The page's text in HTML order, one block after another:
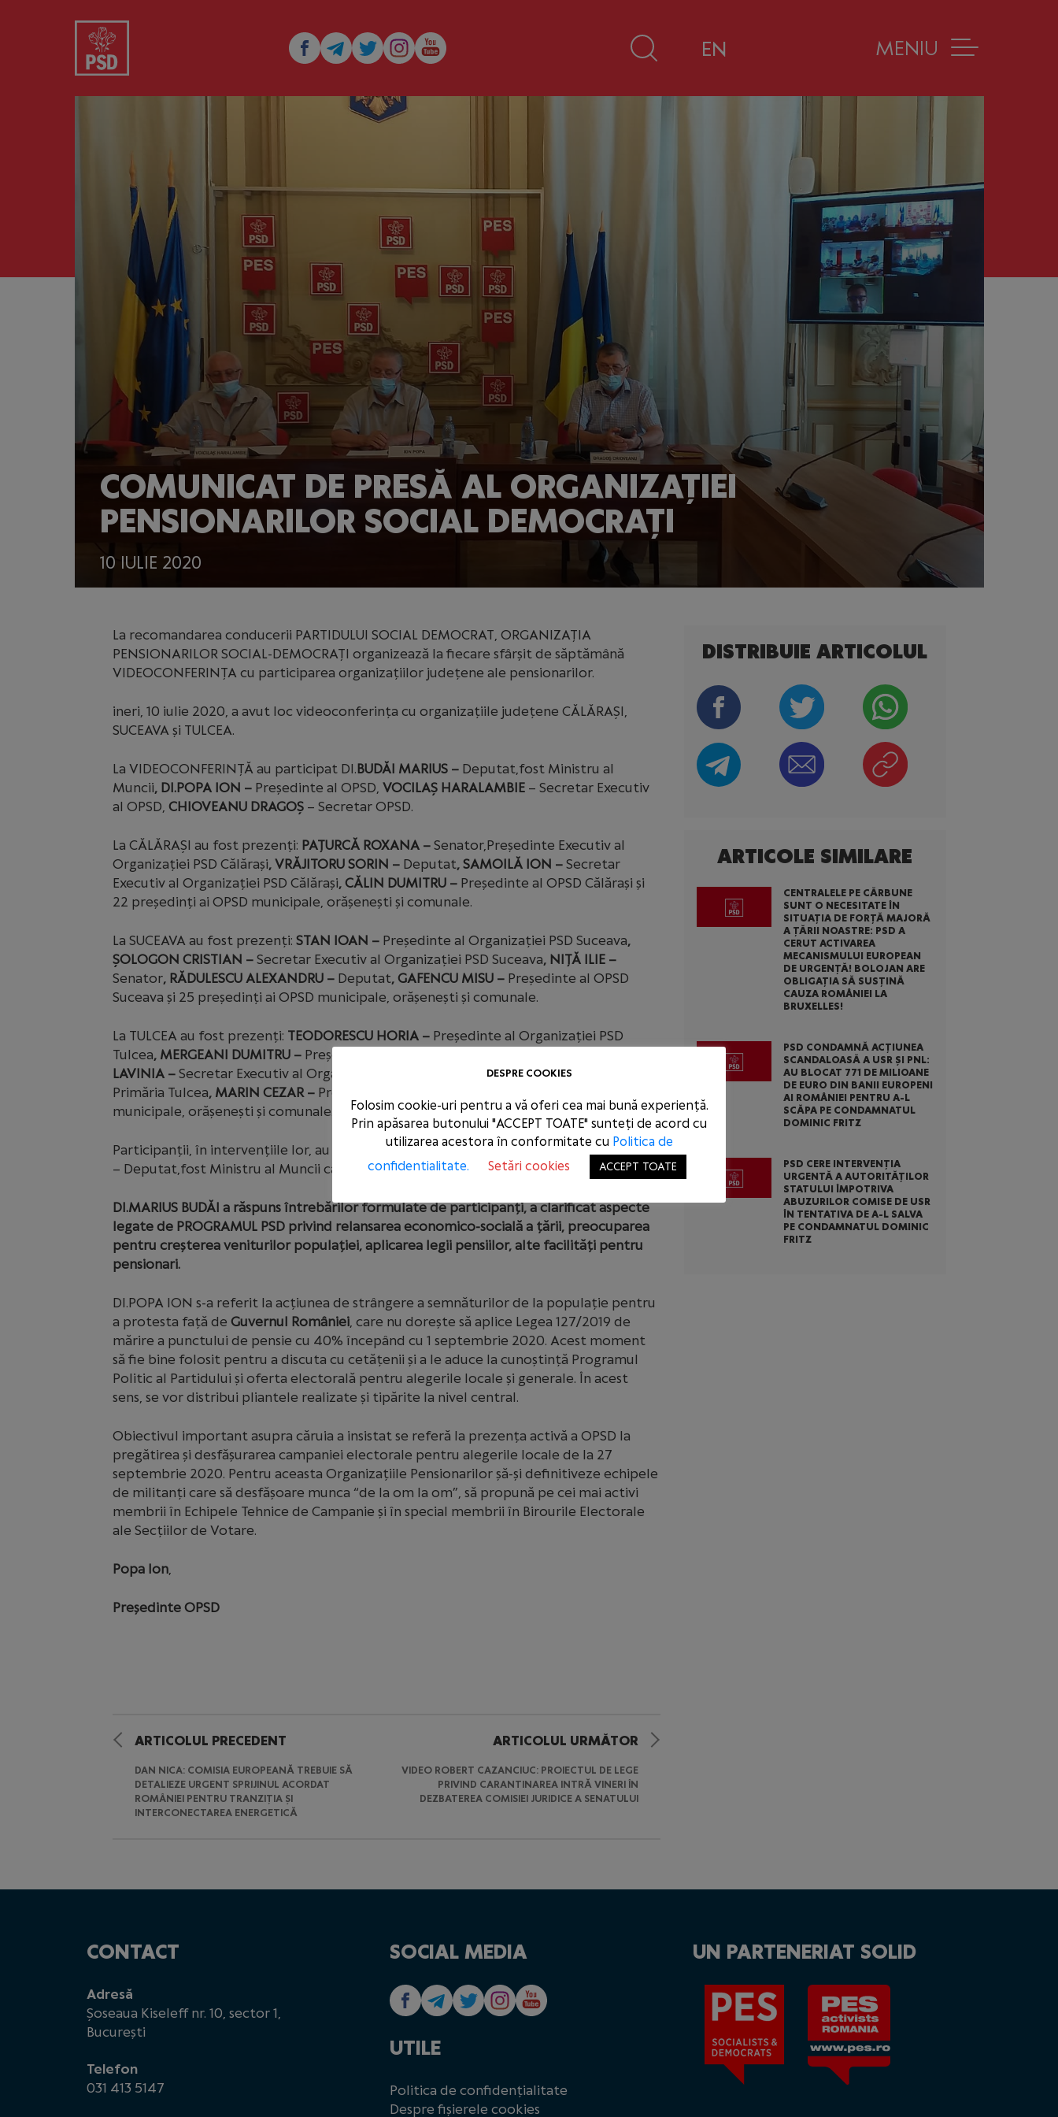
EN MENIU
10 IULIE 2020
COMUNICAT DE PRESĂ AL ORGANIZAȚIEI
PENSIONARILOR SOCIAL DEMOCRAȚI
La recomandarea conducerii PARTIDULUI SOCIAL DEMOCRAT, ORGANIZAȚIA
PENSIONARILOR SOCIAL-DEMOCRAȚI organizează la fiecare sfârșit de săptămână
VIDEOCONFERINȚA cu participarea organizațiilor județene ale pensionarilor.
ineri, 10 iulie 2020, a avut loc videoconferința cu organizațiile județene CĂLĂRAȘI,
SUCEAVA și TULCEA.
La VIDEOCONFERINȚĂ au participat Dl.BUDĂI MARIUS – Deputat,fost Ministru al
Muncii, Dl.POPA ION – Președinte al OPSD, VOCILAȘ HARALAMBIE– Secretar Executiv
al OPSD, CHIOVEANU DRAGOȘ– Secretar OPSD.
La CĂLĂRAȘI au fost prezenți: PAȚURCĂ ROXANA – Senator,Președinte Executiv al
Organizației PSD Călărași, VRĂJITORU SORIN –Deputat, SAMOILĂ ION – Secretar
Executiv al Organizației PSD Călărași, CĂLIN DUMITRU – Președinte al OPSD Călărași și
22 președinți ai OPSD municipale, orășenești și comunale.
La SUCEAVA au fost prezenți: STAN IOAN – Președinte al Organizației PSD Suceava,
ȘOLOGON CRISTIAN – Secretar Executiv al Organizației PSD Suceava, NIȚĂ ILIE –
Senator, RĂDULESCU ALEXANDRU – Deputat, GAFENCU MISU – Președinte al OPSD
Suceava și 25 președinți ai OPSD municipale, orășenești și comunale.
La TULCEA au fost prezenți: TEODORESCU HORIA – Președinte al Organizației PSD
Tulcea, MERGEANI DUMITRU – Președinte Executiv al Organizației PSD Tulcea
LAVINIA – Secretar Executiv al Organizației PSD , LUCA ANDALUZIA –Candidat la
Primăria Tulcea, MARIN CEZAR – Președinte al OPSD Tulcea și 20 președinți ai OPSD
municipale, orășenești și comunale.
Participanții, în intervențiile lor, au pus numeroase întrbări atât pentru Dl.Budăi Marius
– Deputat,fost Ministru al Muncii cât și pentru Conducerea Centrală a OPSD.
Dl.MARIUS BUDĂI a răspuns întrebărilor formulate de participanți, a clarificat aspecte
legate de PROGRAMUL PSD privind relansarea economico-socială a țării, preocuparea
pentru creșterea veniturilor populației, aplicarea legii pensiilor, alte facilități pentru
pensionari.
Dl.POPA ION s-a referit la acțiunea de strângere a semnăturilor de la populație pentru
a protesta față de Guvernul României, care nu dorește să aplice Legea 127/2019 de
mărire a punctului de pensie cu 40% începând cu 1 septembrie 2020. Acest moment
să fie bine folosit pentru a discuta cu cetățenii și a le aduce la cunoștință Programul
Politic al Partidului și oferta electorală pentru alegerile locale și generale. În acest
sens, se vor distribui pliantele realizate și tipărite la nivel central.
Obiectivul important asupra căruia a insistat se referă la prezența activă a OPSD la
pregătirea și desfășurarea campaniei electorale pentru alegerile locale de la 27
septembrie 2020. Pentru aceasta Organizațiile Pensionarilor șă-și definitiveze echipele
de militanți care să desfășoare munca “de la om la om”, să propună pe cei mai activi
membrii în Echipele Tehnice de Campanie și în special membrii în Birourile Electorale
ale Secțiilor de Votare.
Popa Ion,
Președinte OPSD
ARTICOLUL PRECEDENT
DAN NICA: COMISIA EUROPEANĂ TREBUIE SĂ
DETALIEZE URGENT SPRIJINUL ACORDAT
ROMÂNIEI PENTRU TRANZIȚIA ȘI
INTERCONECTAREA ENERGETICĂ
ARTICOLUL URMĂTOR
VIDEO ROBERT CAZANCIUC: PROIECTUL DE LEGE
PRIVIND CARANTINAREA INTRĂ VINERI ÎN
DEZBATEREA COMISIEI JURIDICE A SENATULUI
ARTICOLE SIMILARE
CENTRALELE PE CĂRBUNE
SUNT O NECESITATE ÎN
SITUAȚIA DE FORȚĂ MAJORĂ
A ȚĂRII NOASTRE: PSD A
CERUT ACTIVAREA
MECANISMULUI EUROPEAN
DE URGENȚĂ! BOLOJAN ARE
OBLIGAȚIA SĂ SUSȚINĂ
CAUZA ROMÂNIEI LA
BRUXELLES!
PSD CONDAMNĂ ACȚIUNEA
SCANDALOASĂ A USR ȘI PNL:
AU BLOCAT 771 DE MILIOANE
DE EURO DIN BANII EUROPENI
AI ROMÂNIEI PENTRU A-L
SCĂPA PE CONDAMNATUL
DOMINIC FRITZ
PSD CERE INTERVENȚIA
URGENTĂ A AUTORITĂȚILOR
STATULUI ÎMPOTRIVA
ABUZURILOR COMISE DE USR
ÎN TENTATIVA DE A-L SALVA
PE CONDAMNATUL DOMINIC
FRITZ
DISTRIBUIE ARTICOLUL
CONTACT
Adresă
Șoseaua Kiseleff nr. 10, sector 1,
București
Telefon
031 413 5147
SOCIAL MEDIA
UTILE
Politica de confidențialitate
Despre fișierele cookies
UN PARTENERIAT SOLID
DESPRE COOKIES
Folosim cookie-uri pentru a vă oferi cea mai bună experiență.
Prin apăsarea butonului "ACCEPT TOATE" sunteți de acord cu
utilizarea acestora în conformitate cu Politica de
confidentialitate.
Setări cookies ACCEPT TOATE